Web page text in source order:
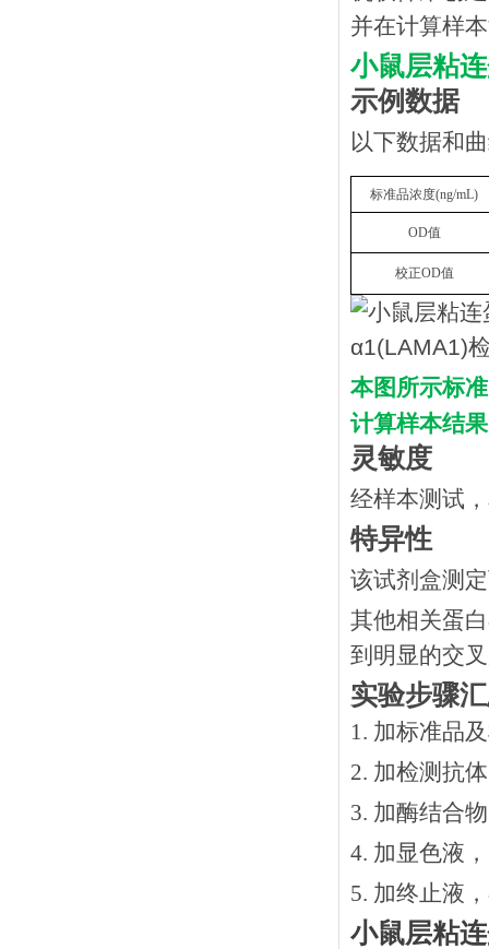
并在计算样
小鼠层粘
示例数据
以下数据和
标准品浓度(ng/mL)
OD值
校正OD值
本图所示标
计算样本结果
灵敏度
经样本测试
特异性
该试剂盒测
其他相关蛋
到明显的交
实验步骤
1. 加标准品
2. 加检测抗
3. 加酶结合
4. 加显色液
5. 加终止液
小鼠层粘